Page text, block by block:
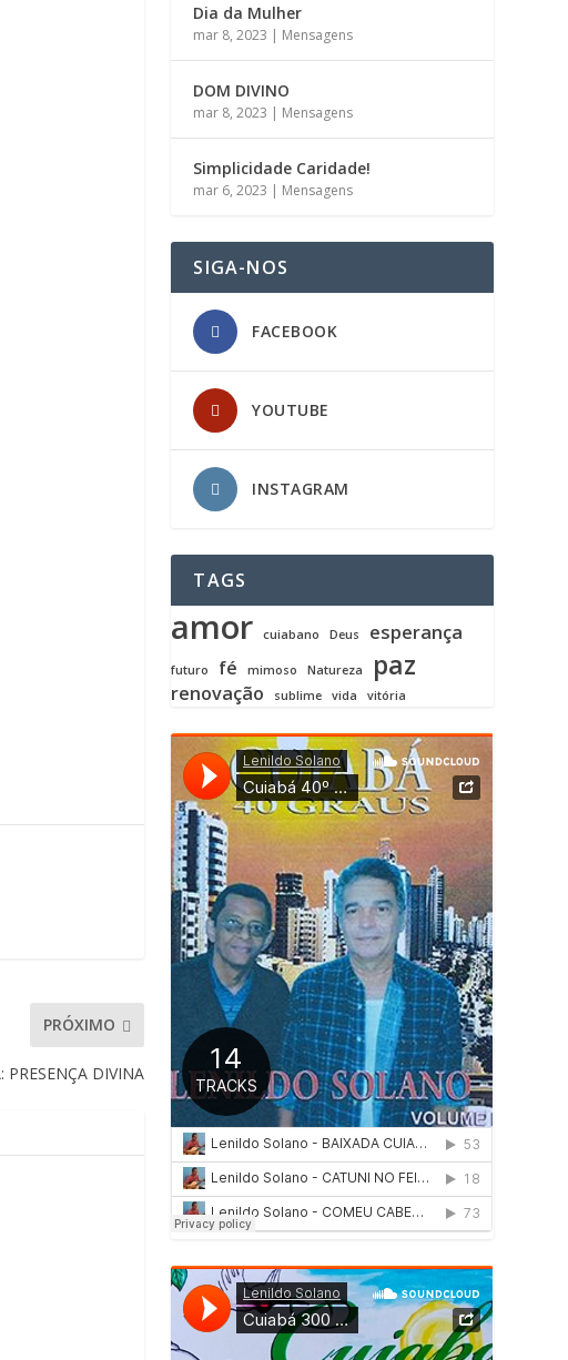
PRÓXIMO
PRESENÇA DIVINA
Dia da Mulher
mar 8, 2023 | Mensagens
DOM DIVINO
mar 8, 2023 | Mensagens
Simplicidade Caridade!
mar 6, 2023 | Mensagens
SIGA-NOS
FACEBOOK
YOUTUBE
INSTAGRAM
TAGS
amor cuiabano Deus esperança
futuro fé mimoso Natureza paz
renovação sublime vida vitória